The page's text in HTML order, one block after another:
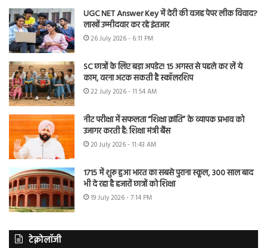
UGC NET Answer Key में देरी की वजह पेपर लीक विवाद?
लाखों उम्मीदवार कर रहे इंतजार
26 July 2026 - 6:11 PM
SC छात्रों के लिए बड़ा अपडेट! 15 अगस्त से पहले कर लें ये
काम, वरना अटक सकती है स्कॉलरशिप
22 July 2026 - 11:54 AM
नीट परीक्षा में सफलता “शिक्षा क्रांति” के व्यापक प्रभाव को
उजागर करती है: शिक्षा मंत्री बैंस
20 July 2026 - 11:43 AM
1715 में शुरू हुआ भारत का सबसे पुराना स्कूल, 300 साल बाद
भी दे रहा है हजारों छात्रों को शिक्षा
19 July 2026 - 7:14 PM
टेक्नोलॉजी